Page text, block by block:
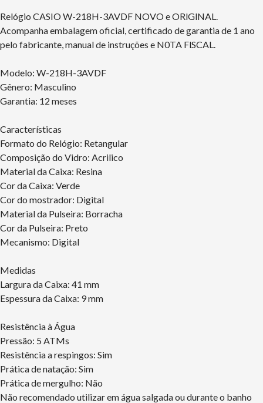
Relógio CASIO W-218H-3AVDF NOVO e ORlGlNAL.
Acompanha embalagem oficial, certificado de garantia de 1 ano
pelo fabricante, manual de instruções e N0TA FlSCAL.
Modelo: W-218H-3AVDF
Gênero: Masculino
Garantia: 12 meses
Características
Formato do Relógio: Retangular
Composição do Vidro: Acrilico
Material da Caixa: Resina
Cor da Caixa: Verde
Cor do mostrador: Digital
Material da Pulseira: Borracha
Cor da Pulseira: Preto
Mecanismo: Digital
Medidas
Largura da Caixa: 41 mm
Espessura da Caixa: 9 mm
Resistência à Água
Pressão: 5 ATMs
Resistência a respingos: Sim
Prática de natação: Sim
Prática de mergulho: Não
Não recomendado utilizar em água salgada ou durante o banho